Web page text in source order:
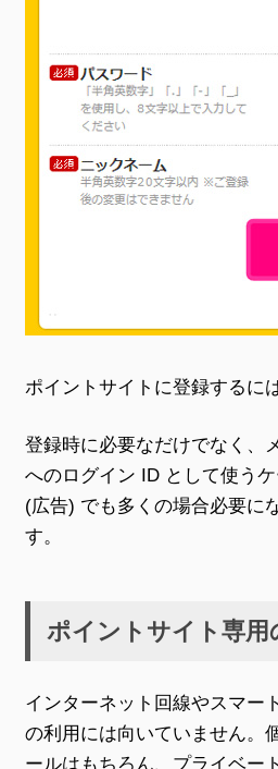
ポイントサイトに登録するに
登録時に必要なだけでなく、
へのログイン ID として使う
(広告) でも多くの場合必要に
す。
ポイントサイト専用
インターネット回線やスマー
の利用には向いていません。
ールはもちろん、プライベー